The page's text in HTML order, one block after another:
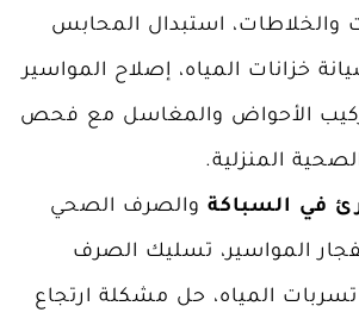
والخلاطات، استبدال المحابس
خزانات المياه، إصلاح المواسير
الأحواض والمغاسل مع فحص
المنزلية.
في السباكة والصرف الصحي
المواسير، تسليك الصرف
المياه، حل مشكلة ارتجاع